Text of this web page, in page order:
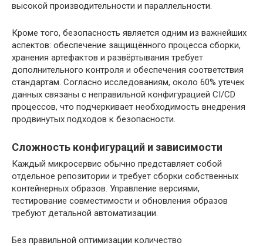
высокой производительности и параллельности.
Кроме того, безопасность является одним из важнейших
аспектов: обеспечение защищённого процесса сборки,
хранения артефактов и развёртывания требует
дополнительного контроля и обеспечения соответствия
стандартам. Согласно исследованиям, около 60% утечек
данных связаны с неправильной конфигурацией CI/CD
процессов, что подчеркивает необходимость внедрения
продвинутых подходов к безопасности.
Сложность конфигураций и зависимости
Каждый микросервис обычно представляет собой
отдельное репозитории и требует сборки собственных
контейнерных образов. Управление версиями,
тестирование совместимости и обновления образов
требуют детальной автоматизации.
Без правильной оптимизации количество